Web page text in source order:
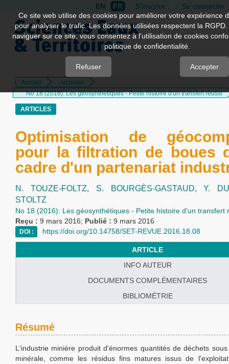
Quick
jump
page
Main
Navigation
Main
EN FR S'inscrire Se connecter
Accueil
Archives
No 18 (2016): Les géosynthétiques - Petite histoire d'un transfert réussi
ARTICLES
Optimisation de
pour la filtration de boues
cadre d'un partenariat
N. TOUZE-FOLTZ, S. BOURGÈS-GASTAUD,Y.
STOLTZ
No 18 (2016): Les géosynthétiques - Petite histoire d'un transfert
Reçu : 9 mars 2016; Publié : 9 mars 2016
DOI : https://doi.org/10.14758/SET-REVUE.2016.18.08
ARTICLE
INFO AUTEUR
DOCUMENTS COMPLÉMENTAIRES
BIBLIOMÉTRIE
Résumé
L'industrie minière produit d'énormes quantités de déchets
minérale, comme les résidus fins matures issus de
Ce site web utilise des cookies pour améliorer votre expérience
pour analyser le trafic. Les données utilisées respectent la
naviguer sur ce site, vous consentez à l'utilisation de cookies
politique de confidentialité.
Refuser Accepter